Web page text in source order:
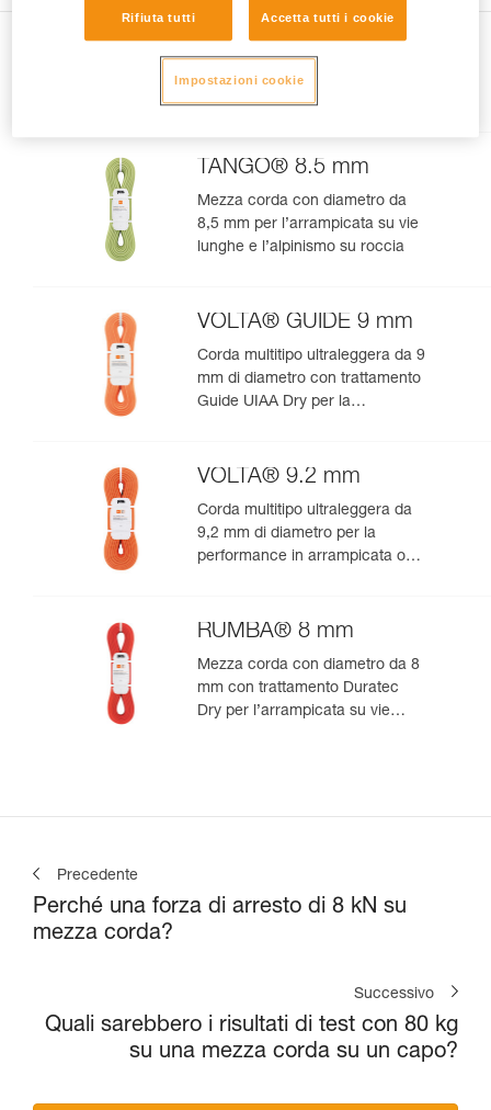
Presente nell'articolo
TANGO® 8.5 mm
Mezza corda con diametro da
8,5 mm per l’arrampicata su vie
lunghe e l’alpinismo su roccia
VOLTA® GUIDE 9 mm
Corda multitipo ultraleggera da 9
mm di diametro con trattamento
Guide UIAA Dry per la
VOLTA® 9.2 mm
Corda multitipo ultraleggera da
9,2 mm di diametro per la
performance in arrampicata o
RUMBA® 8 mm
Mezza corda con diametro da 8
mm con trattamento Duratec
Dry per l’arrampicata su vie
Precedente
Perché una forza di arresto di 8 kN su
mezza corda?
Successivo
Quali sarebbero i risultati di test con 80 kg
su una mezza corda su un capo?
Rifiuta tutti Accetta tutti i cookie
Impostazioni cookie